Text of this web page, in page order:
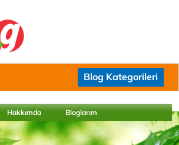
Blog Kategorileri
Hakkımda Bloglarım